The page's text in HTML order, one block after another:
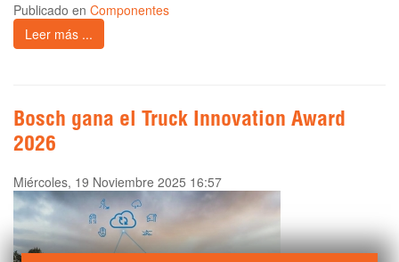
Publicado en Componentes
Leer más ...
Bosch gana el Truck Innovation Award
2026
Miércoles, 19 Noviembre 2025 16:57